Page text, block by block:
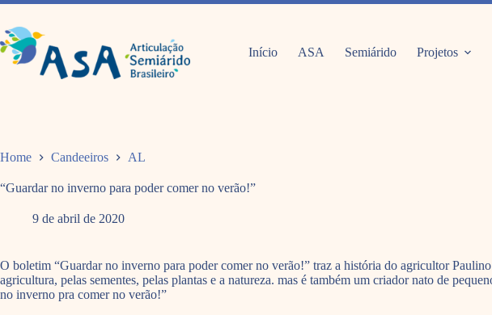
Pular
o
conteúdo
Início ASA Semiárido Projetos
Home Candeeiros AL
“Guardar no inverno para poder comer no verão!”
9 de abril de 2020
O boletim “Guardar no inverno para poder comer no verão!” traz a história do agricultor
agricultura, pelas sementes, pelas plantas e a natureza. mas é também um criador nato de
no inverno pra comer no verão!”